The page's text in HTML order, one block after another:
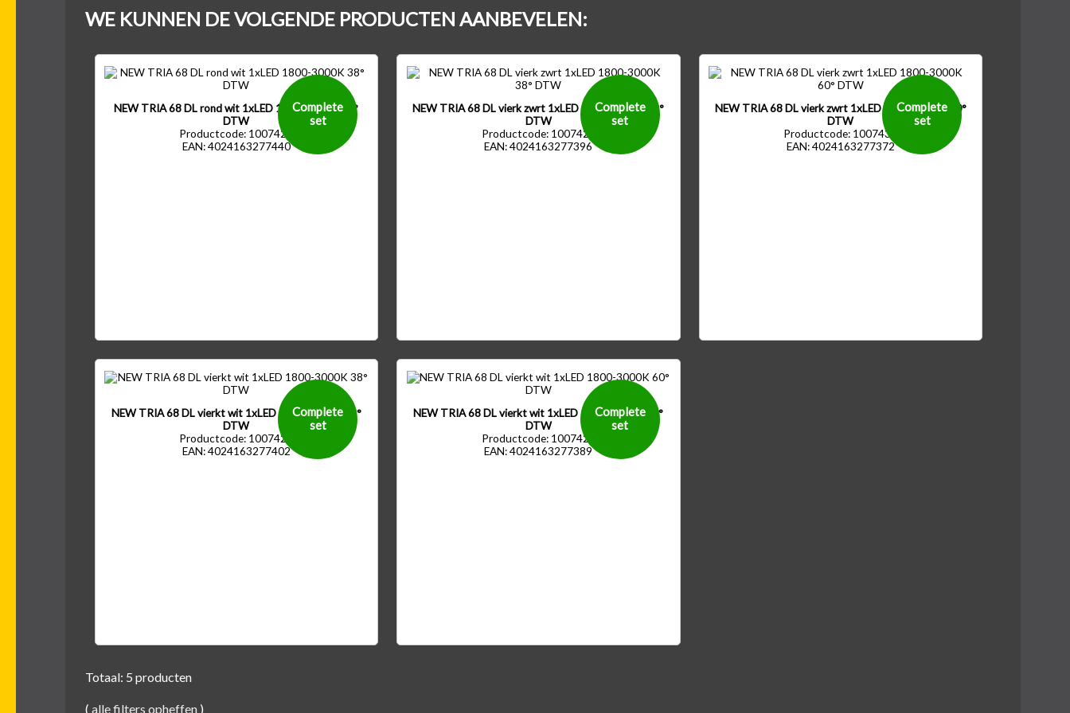
Kantel-baar Draaibaar
400
500
600
700
WE KUNNEN DE VOLGENDE PRODUCTEN AANBEVELEN:
NEW TRIA 68 DL rond wit 1xLED 1800-3000K 38°
DTW
Productcode: 1007423
EAN: 4024163277440
Complete
set
NEW TRIA 68 DL vierk zwrt 1xLED 1800-3000K 38°
DTW
Productcode: 1007428
EAN: 4024163277396
Complete
set
NEW TRIA 68 DL vierk zwrt 1xLED 1800-3000K 60°
DTW
Productcode: 1007430
EAN: 4024163277372
Complete
set
NEW TRIA 68 DL vierkt wit 1xLED 1800-3000K 38°
DTW
Productcode: 1007427
EAN: 4024163277402
Complete
set
NEW TRIA 68 DL vierkt wit 1xLED 1800-3000K 60°
DTW
Productcode: 1007429
EAN: 4024163277389
Complete
set
Totaal: 5 producten
( alle filters opheffen )